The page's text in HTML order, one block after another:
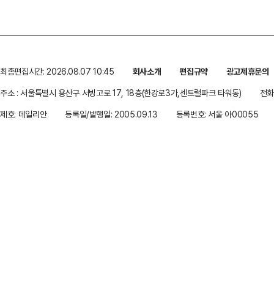
최종편집시간: 2026.08.07 10:45 회사소개 편집규약
광고제휴문의
주소 : 서울특별시 용산구 서빙고로 17, 18층(한강로3가,센트럴파크 타워동)
전
제호: 데일리안
등록일/발행일: 2005.09.13 등록번호: 서울 아00055